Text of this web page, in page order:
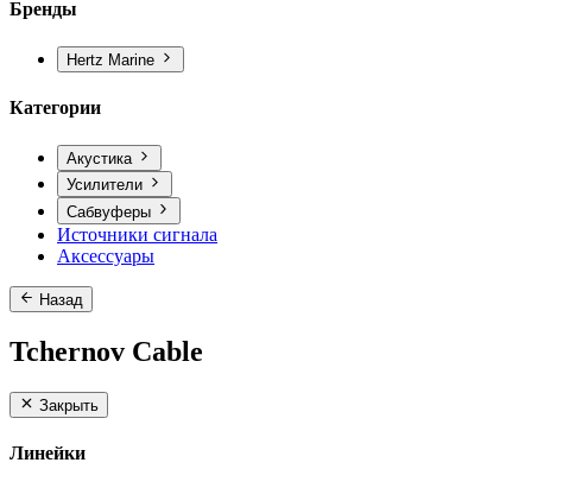
Бренды
Hertz Marine
Категории
Акустика
Усилители
Сабвуферы
Источники сигнала
Аксессуары
Назад
Tchernov Cable
Закрыть
Линейки